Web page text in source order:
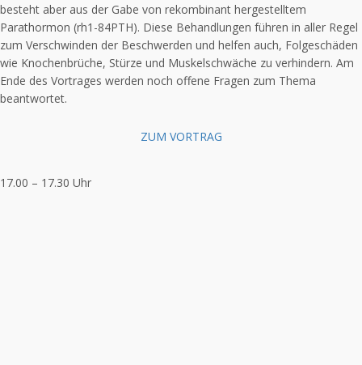
besteht aber aus der Gabe von rekombinant hergestelltem
Parathormon (rh1-84PTH). Diese Behandlungen führen in aller Regel
zum Verschwinden der Beschwerden und helfen auch, Folgeschäden
wie Knochenbrüche, Stürze und Muskelschwäche zu verhindern. Am
Ende des Vortrages werden noch offene Fragen zum Thema
beantwortet.
ZUM VORTRAG
17.00 – 17.30 Uhr